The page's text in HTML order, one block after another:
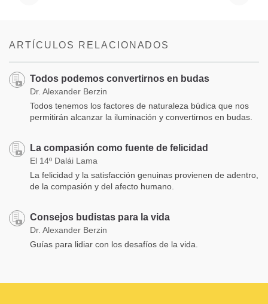
ARTÍCULOS RELACIONADOS
Todos podemos convertirnos en budas
Dr. Alexander Berzin
Todos tenemos los factores de naturaleza búdica que nos
permitirán alcanzar la iluminación y convertirnos en budas.
La compasión como fuente de felicidad
El 14º Dalái Lama
La felicidad y la satisfacción genuinas provienen de adentro,
de la compasión y del afecto humano.
Consejos budistas para la vida
Dr. Alexander Berzin
Guías para lidiar con los desafíos de la vida.